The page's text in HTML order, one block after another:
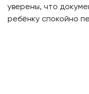
уверены, что
ребёнку спокойно